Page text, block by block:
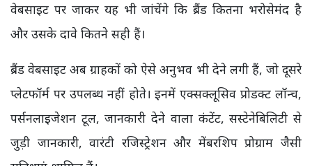
वेबसाइट पर जाकर यह भी जांचेंगे कि ब्रैंड कितना भरोसेमंद है
और उसके दावे कितने सही हैं।
ब्रैंड वेबसाइट अब ग्राहकों को ऐसे अनुभव भी देने लगी हैं, जो दूसरे
प्लेटफॉर्म पर उपलब्ध नहीं होते। इनमें एक्सक्लूसिव प्रोडक्ट लॉन्च,
पर्सनलाइजेशन टूल, जानकारी देने वाला कंटेंट, सस्टेनेबिलिटी से
जुड़ी जानकारी, वारंटी रजिस्ट्रेशन और मेंबरशिप प्रोग्राम जैसी